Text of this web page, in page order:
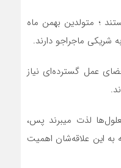
؛ متولدين بهمن ماه
شريکي ماجراجو دارند.
عمل گسترده‌اي نياز
لذت میبرند پس،
اين علاقه‌شان اهميت